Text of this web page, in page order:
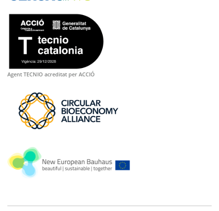
Agent TECNIO acreditat per ACCIÓ